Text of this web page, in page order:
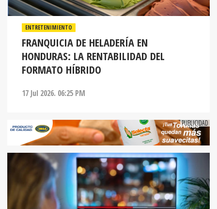
ENTRETENIMIENTO
FRANQUICIA DE HELADERÍA EN
HONDURAS: LA RENTABILIDAD DEL
FORMATO HÍBRIDO
17 Jul 2026. 06:25 PM